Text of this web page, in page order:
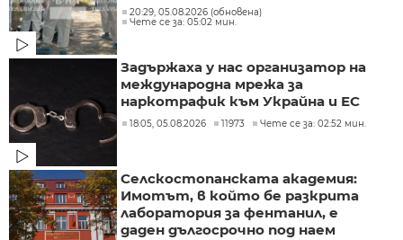
20:29, 05.08.2026 (обновена)
Чете се за: 05:02 мин.
Задържаха у нас организатор на
международна мрежа за
наркотрафик към Украйна и ЕС
18:05, 05.08.2026 11973 Чете се за: 02:52 мин.
Селскостопанската академия:
Имотът, в който бе разкрита
лаборатория за фентанил, е
даден дългосрочно под наем